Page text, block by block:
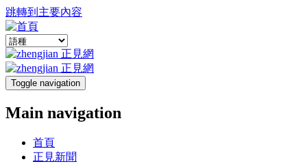
跳轉到主要內容
Toggle navigation
Main navigation
首頁
正見新聞